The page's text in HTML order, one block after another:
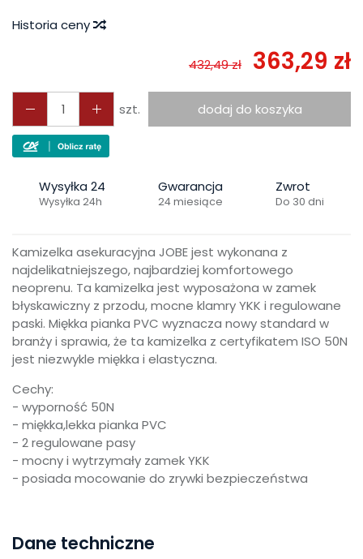
Historia ceny
432,49 zł 363,29 zł
szt. dodaj do koszyka
Wysyłka 24
Wysyłka 24h
Gwarancja
24 miesiące
Zwrot
Do 30 dni
Kamizelka asekuracyjna JOBE jest wykonana z
najdelikatniejszego, najbardziej komfortowego
neoprenu. Ta kamizelka jest wyposażona w zamek
błyskawiczny z przodu, mocne klamry YKK i regulowane
paski. Miękka pianka PVC wyznacza nowy standard w
branży i sprawia, że ta kamizelka z certyfikatem ISO 50N
jest niezwykle miękka i elastyczna.
Cechy:
- wyporność 50N
- miękka,lekka pianka PVC
- 2 regulowane pasy
- mocny i wytrzymały zamek YKK
- posiada mocowanie do zrywki bezpieczeństwa
Dane techniczne